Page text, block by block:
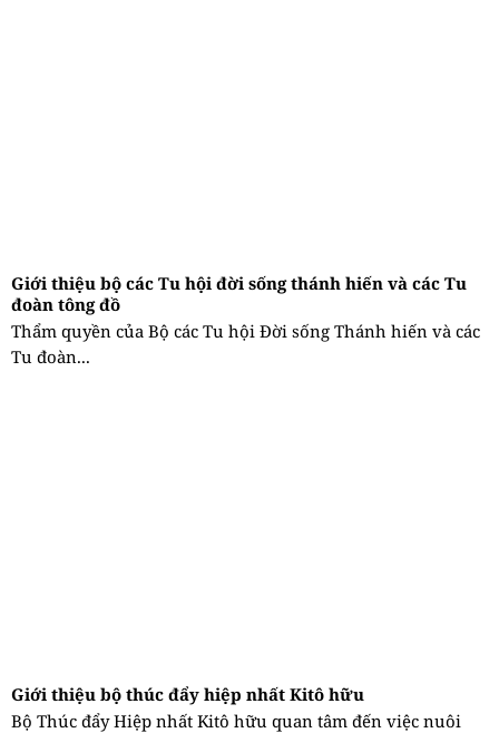
Giới thiệu bộ các Tu hội đời sống thánh hiến và các Tu
đoàn tông đồ
Thẩm quyền của Bộ các Tu hội Đời sống Thánh hiến và các
Tu đoàn...
Giới thiệu bộ thúc đẩy hiệp nhất Kitô hữu
Bộ Thúc đẩy Hiệp nhất Kitô hữu quan tâm đến việc nuôi